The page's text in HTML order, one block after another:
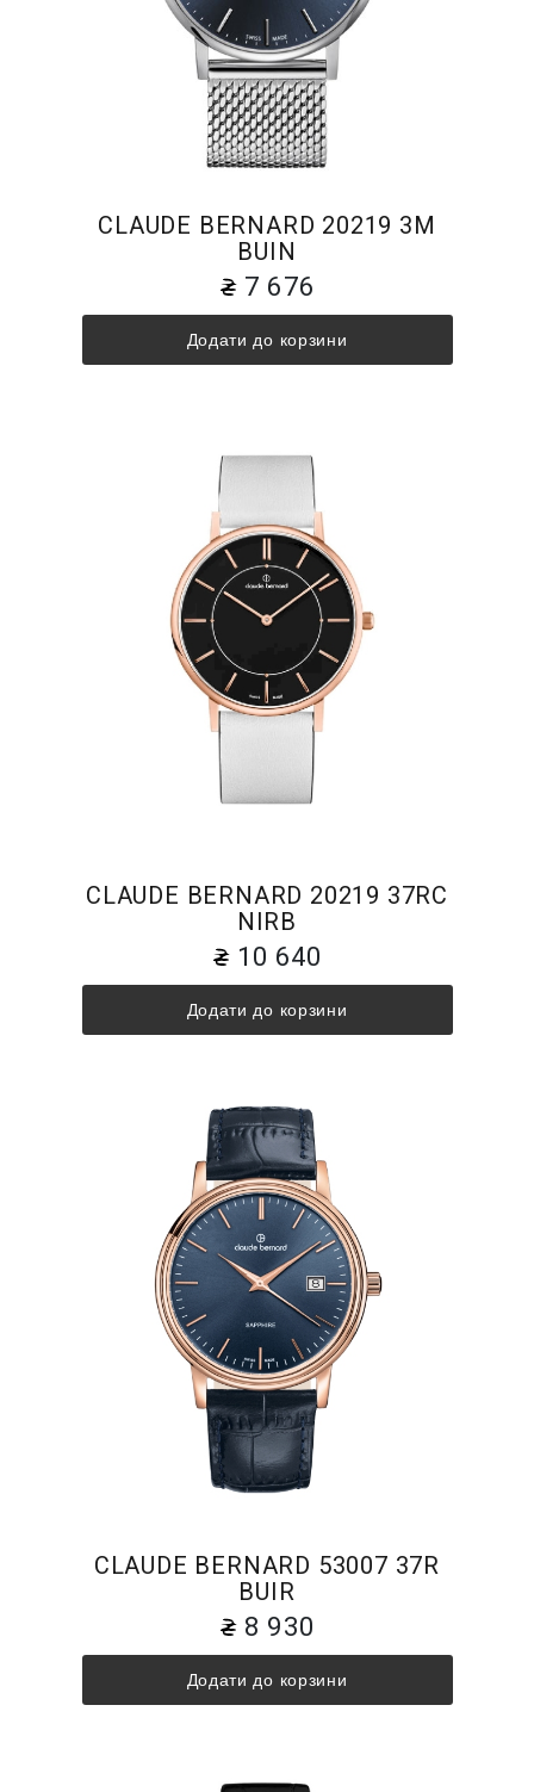
CLAUDE BERNARD 20219 3M
BUIN
7 676
Додати до корзини
CLAUDE BERNARD 20219 37RC
NIRB
10 640
Додати до корзини
CLAUDE BERNARD 53007 37R
BUIR
8 930
Додати до корзини